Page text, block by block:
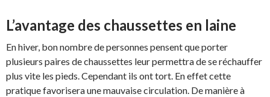
L’avantage des chaussettes en laine
En hiver, bon nombre de personnes pensent que porter
plusieurs paires de chaussettes leur permettra de se réchauffer
plus vite les pieds. Cependant ils ont tort. En effet cette
pratique favorisera une mauvaise circulation. De manière à